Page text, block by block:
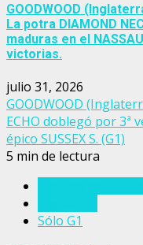
GOODWOOD
La potra DIAMOND
maduras en el
victorias.
julio 31, 2026
GOODWOOD
ECHO doblegó por 3ª
épico SUSSEX S. (G1)
5 min de lectura
Sólo G1